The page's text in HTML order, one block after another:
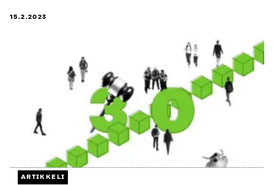
15.2.2023
ARTIKKELI